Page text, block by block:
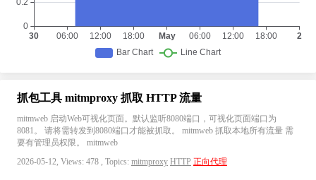
抓包工具 mitmproxy 抓取 HTTP 流量
mitmweb 启动Web可视化页面。默认监听8080端口，可视化页面端口为
8081。 请将需转发到8080端口才能被抓取。 mitmweb 抓取本地所有流量 需
要有管理员权限。 mitmweb
2026-05-12, Views: 478 , Topics: mitmproxy HTTP 正向代理